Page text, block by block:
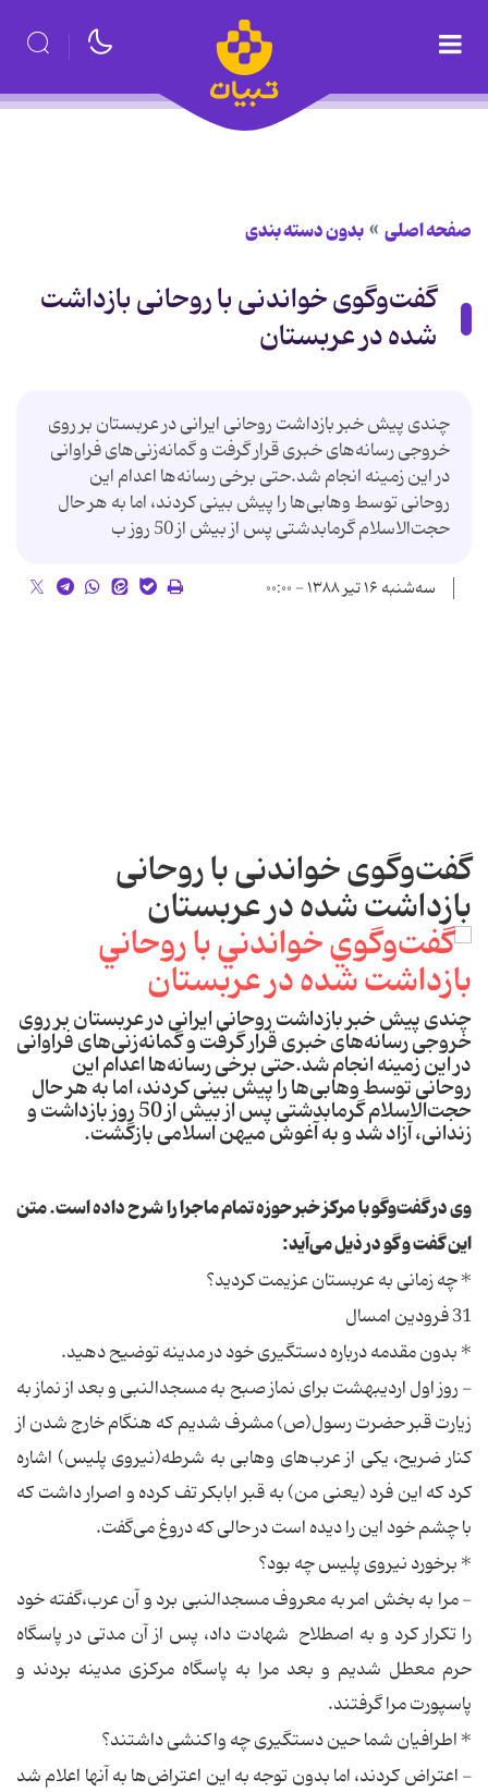
صفحه اصلی بدون دسته بندی
گفت‌وگوی خواندنی با روحانی بازداشت‌
شده در عربستان
چندی پیش خبر بازداشت روحانی ایرانی در عربستان بر روی
خروجی رسانه‌های خبری قرار گرفت و گمانه‌زنی‌های فراوانی
در این زمینه انجام شد.حتی برخی رسانه‌ها اعدام این
روحانی توسط وهابی‌ها را پیش بینی کردند، اما به هر حال
حجت‌الاسلام گرمابدشتی پس از بیش از 50 روز ب
سه‌شنبه ۱۶ تیر ۱۳۸۸ - ۰۰:۰۰
گفت‌وگوی خواندنی با روحانی
بازداشت‌ شده در عربستان
چندی پیش خبر بازداشت روحانی ایرانی در عربستان بر روی
خروجی رسانه‌های خبری قرار گرفت و گمانه‌زنی‌های فراوانی
در این زمینه انجام شد.حتی برخی رسانه‌ها اعدام این
روحانی توسط وهابی‌ها را پیش بینی کردند، اما به هر حال
حجت‌الاسلام گرمابدشتی پس از بیش از 50 روز بازداشت و
زندانی، آزاد شد و به آغوش میهن اسلامی بازگشت.
وی در گفت‌وگو با مرکز خبر حوزه تمام ماجرا را شرح داده است. متن
این گفت و گو در ذیل می‌آید:
* چه زمانی به عربستان عزیمت کردید؟
31 فرودین امسال
* بدون مقدمه درباره دستگیری خود در مدینه توضیح دهید.
- روز اول اردیبهشت برای نماز صبح به مسجدالنبی و بعد از نماز به
زیارت قبر حضرت رسول(ص) مشرف شدیم که هنگام خارج شدن از
کنار ضریح، یکی از عرب‌های وهابی به شرطه(نیروی پلیس) اشاره
کرد که این فرد (یعنی من) به قبر ابابکر تف کرده و اصرار داشت که
با چشم خود این را دیده است در حالی که دروغ می‌گفت.
* برخورد نیروی پلیس چه بود؟
- مرا به بخش امر به معروف مسجدالنبی برد و آن عرب،گفته خود
را تکرار کرد و به اصطلاح شهادت داد، پس از آن مدتی در پاسگاه
حرم معطل شدیم و بعد مرا به پاسگاه مرکزی مدینه بردند و
پاسپورت مرا گرفتند.
* اطرافیان شما حین دستگیری چه واکنشی داشتند؟
- اعتراض کردند، اما بدون توجه به این اعتراض‌ها به آنها اعلام شد